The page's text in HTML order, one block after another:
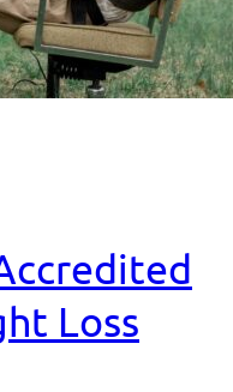
Loss